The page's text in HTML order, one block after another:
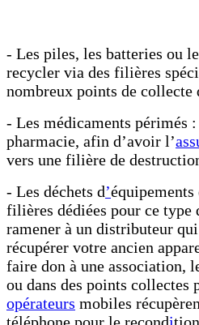
- Les piles, les batteries ou
recycler via des filières
nombreux points de collecte
- Les médicaments périmés
pharmacie, afin d’avoir l’
vers une filière de
- Les déchets d’
filières dédiées pour ce type
ramener à un distributeur
récupérer votre ancien
faire don à une association,
ou dans des points collectes
opérateurs mobiles